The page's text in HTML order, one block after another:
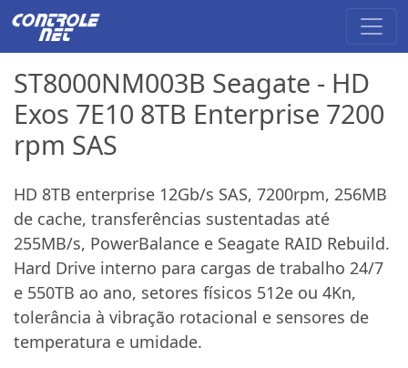
ST8000NM003B Seagate - HD
Exos 7E10 8TB Enterprise 7200
rpm SAS
HD 8TB enterprise 12Gb/s SAS, 7200rpm, 256MB
de cache, transferências sustentadas até
255MB/s, PowerBalance e Seagate RAID Rebuild.
Hard Drive interno para cargas de trabalho 24/7
e 550TB ao ano, setores físicos 512e ou 4Kn,
tolerância à vibração rotacional e sensores de
temperatura e umidade.